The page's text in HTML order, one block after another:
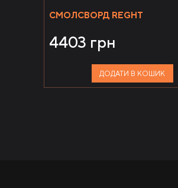
СМОЛСВОРД REGHT
4403 грн
ДОДАТИ В КОШИК